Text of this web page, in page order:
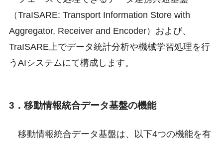
（TraISARE: Transport Information Store with
Aggregator, Receiver and Encoder）および、
TraISARE上でデータ統計分析や機械学習処理を行
うAIシステムにて構成します。
3．移動情報統合データ基盤の機能
移動情報統合データ基盤は、以下4つの機能を有